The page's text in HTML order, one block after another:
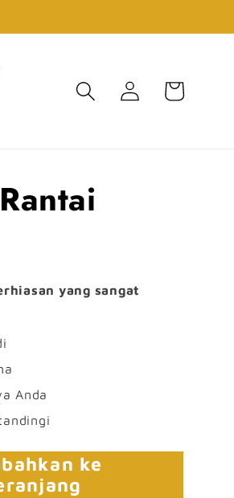
LoginKeranjang
yang sangat
Anda
ke